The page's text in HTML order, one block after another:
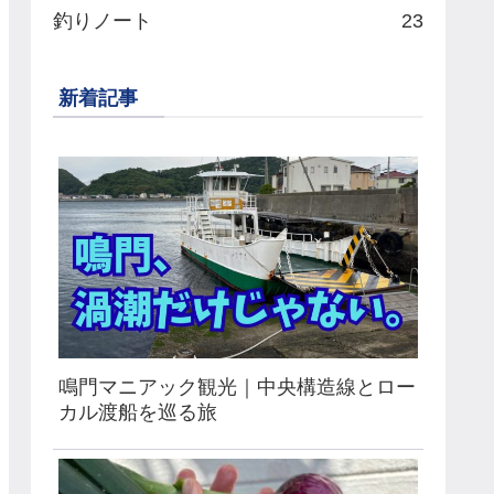
釣りノート 23
新着記事
鳴門マニアック観光｜中央構造線とロー
カル渡船を巡る旅